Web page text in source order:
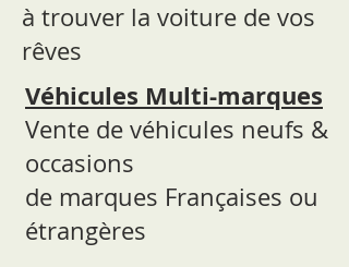
à trouver la voiture de vos
rêves
Véhicules Multi-marques
Vente de véhicules neufs &
occasions
de marques Françaises ou
étrangères